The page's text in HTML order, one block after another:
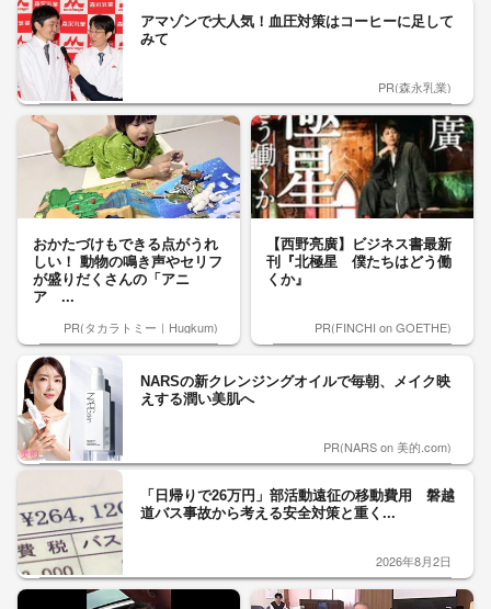
アマゾンで大人気！血圧対策はコーヒーに足して
みて
PR(森永乳業)
おかたづけもできる点がうれ
しい！ 動物の鳴き声やセリフ
が盛りだくさんの「アニ
ア ...
PR(タカラトミー｜Hugkum)
【西野亮廣】ビジネス書最新
刊『北極星 僕たちはどう働
くか』
PR(FINCHI on GOETHE)
NARSの新クレンジングオイルで毎朝、メイク映
えする潤い美肌へ
PR(NARS on 美的.com)
「日帰りで26万円」部活動遠征の移動費用 磐越
道バス事故から考える安全対策と重く...
2026年8月2日